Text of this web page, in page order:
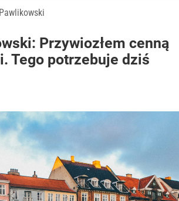
Przywiozłem cenną
Tego potrzebuje dziś